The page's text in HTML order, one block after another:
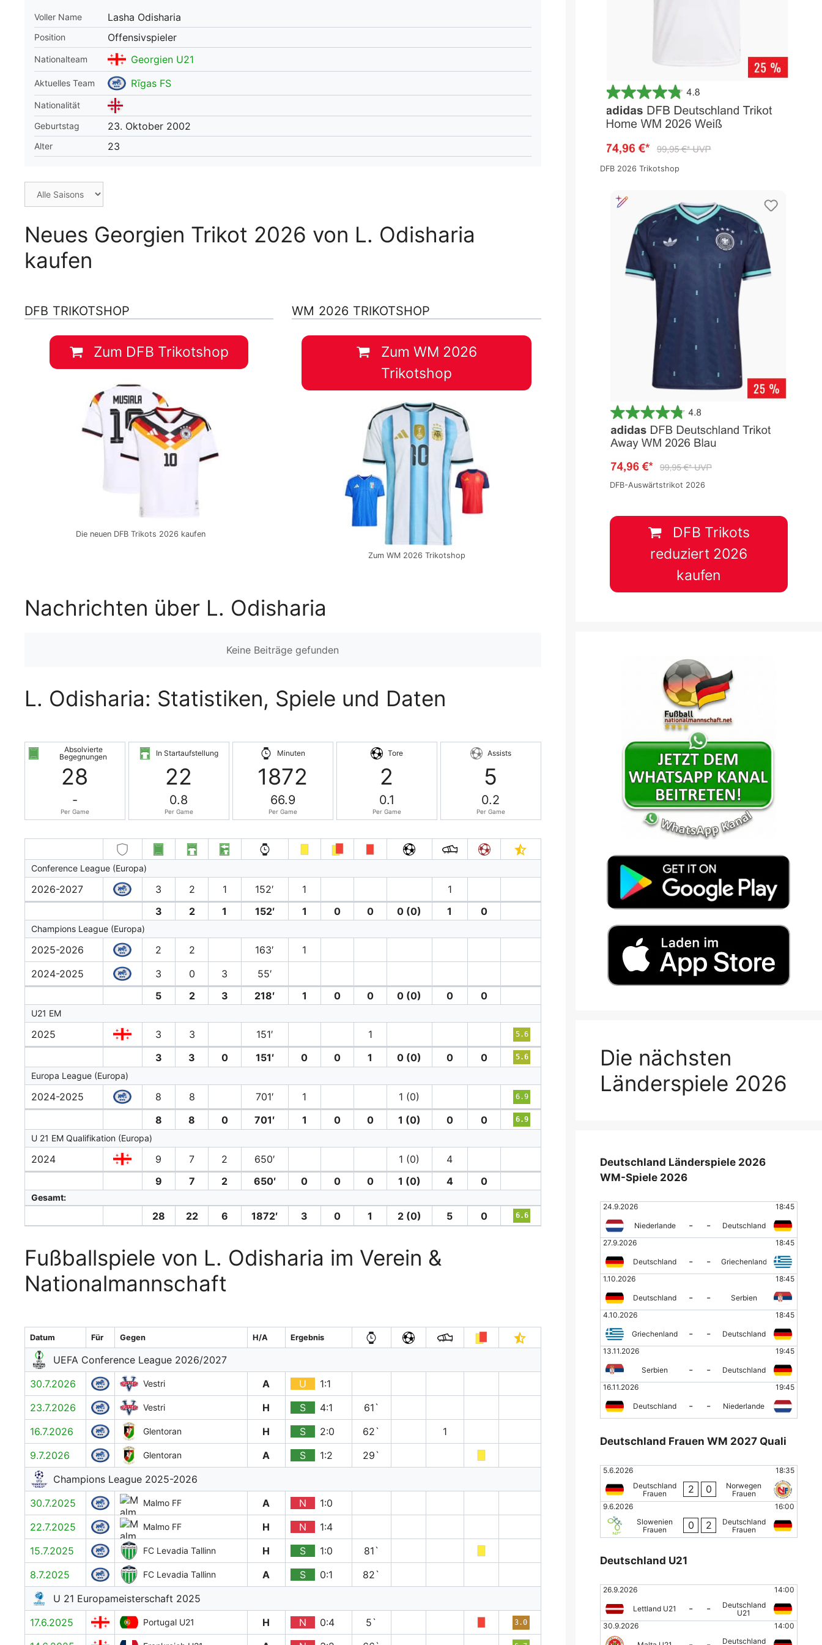
downloaden & automatisch ausfüllen
Voller Name Lasha Odisharia
Position Offensivspieler
Nationalteam Georgien U21
Aktuelles Team Rīgas FS
Nationalität
Geburtstag
23. Oktober 2002
Alter 23
Neues Georgien Trikot 2026 von L. Odisharia
kaufen
DFB TRIKOTSHOP
Zum DFB Trikotshop
Die neuen DFB Trikots 2026 kaufen
WM 2026 TRIKOTSHOP
Zum WM 2026
Trikotshop
Zum WM 2026 Trikotshop
Nachrichten über L. Odisharia
Keine Beiträge gefunden
L. Odisharia: Statistiken, Spiele und Daten
Absolvierte
Begegnungen
28
-
Per Game
In Startaufstellung
22
0.8
Per Game
Minuten
1872
66.9
Per Game
Tore
2
0.1
Per Game
Assists
5
0.2
Per Game
Conference League (Europa)
2026-2027 3 2 1 152′ 1
1
3
2 1 152′ 1 0 0 0 (0) 1 0
Champions League (Europa)
2025-2026 2 2 163′
1
2024-2025
3 0 3
55′
5
2 3 218′ 1 0 0 0 (0) 0 0
U21 EM
2025 3 3 151′ 1 5.6
3 3 0 151′ 0 0 1 0 (0) 0 0 5.6
Europa League (Europa)
2024-2025 8 8 701′ 1 1 (0) 6.9
8 8 0 701′ 1 0 0 1 (0) 0 0 6.9
U 21 EM Qualifikation (Europa)
2024 9 7 2 650′ 1 (0)
4
9
7 2 650′ 0 0 0 1 (0) 4 0
Gesamt:
28 22 6 1872′ 3 0 1 2 (0) 5 0 6.6
Fußballspiele von L. Odisharia im Verein &
Nationalmannschaft
Datum Für Gegen H/A Ergebnis
UEFA Conference League 2026/2027
30.7.2026
Vestri A U
1:1
23.7.2026
Vestri H S 4:1
61`
16.7.2026
Glentoran H S 2:0 62`
1
9.7.2026
Glentoran A S 1:2
29`
Champions League 2025-2026
30.7.2025
Malmo FF A N
1:0
22.7.2025
Malmo FF H N
1:4
15.7.2025
FC Levadia Tallinn H S 1:0
81`
8.7.2025
FC Levadia Tallinn A S 0:1
82`
U 21 Europameisterschaft 2025
17.6.2025
Portugal U21 H N 0:4 5` 3.0
DFB 2026 Trikotshop
DFB-Auswärtstrikot 2026
DFB Trikots
reduziert 2026
kaufen
Die nächsten
Länderspiele 2026
Deutschland Länderspiele 2026
WM-Spiele 2026
24.9.2026 18:45
Niederlande - -
Deutschland
27.9.2026
18:45
Deutschland - -
Griechenland
1.10.2026
18:45
Deutschland - -
Serbien
4.10.2026
18:45
Griechenland - -
Deutschland
13.11.2026
19:45
Serbien - -
Deutschland
16.11.2026
19:45
Deutschland - - Niederlande
Deutschland Frauen WM 2027 Quali
5.6.2026
18:35
Deutschland
Frauen
2 0
Norwegen
Frauen
9.6.2026
16:00
Slowenien
Frauen
0 2
Deutschland
Frauen
Deutschland U21
26.9.2026 14:00
Lettland U21 - -
Deutschland
U21
30.9.2026
14:00
Deutschland